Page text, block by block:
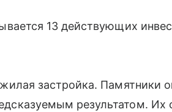
13 действующих
застройка. Памятники
результатом. Их